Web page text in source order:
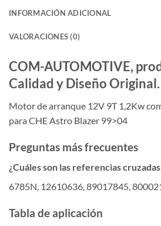
INFORMACIÓN ADICIONAL
VALORACIONES (0)
COM-AUTOMOTIVE,
Calidad y Diseño Original.
Motor de arranque 12V 9T 1,2Kw
para CHE Astro Blazer 99>04
Preguntas más frecuentes
¿Cuáles son las referencias
6785N, 12610636, 89017845,
Tabla de aplicación